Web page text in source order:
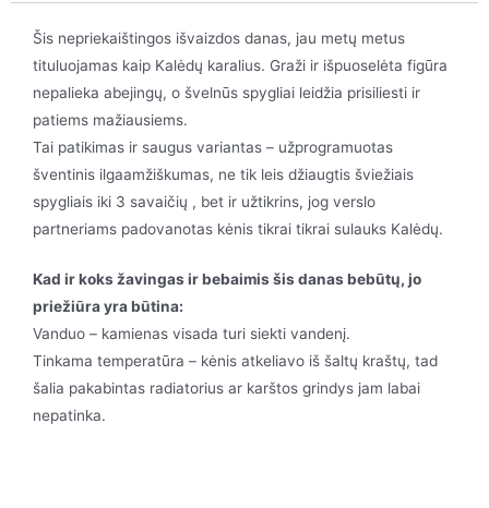
Šis nepriekaištingos išvaizdos danas, jau metų metus
tituluojamas kaip Kalėdų karalius. Graži ir išpuoselėta figūra
nepalieka abejingų, o švelnūs spygliai leidžia prisiliesti ir
patiems mažiausiems.
Tai patikimas ir saugus variantas – užprogramuotas
šventinis ilgaamžiškumas, ne tik leis džiaugtis šviežiais
spygliais iki 3 savaičių , bet ir užtikrins, jog verslo
partneriams padovanotas kėnis tikrai tikrai sulauks Kalėdų.
Kad ir koks žavingas ir bebaimis šis danas bebūtų, jo
priežiūra yra būtina:
Vanduo – kamienas visada turi siekti vandenį.
Tinkama temperatūra – kėnis atkeliavo iš šaltų kraštų, tad
šalia pakabintas radiatorius ar karštos grindys jam labai
nepatinka.